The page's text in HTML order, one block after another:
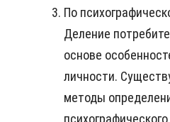
По
Деление
основе
личности.
методы